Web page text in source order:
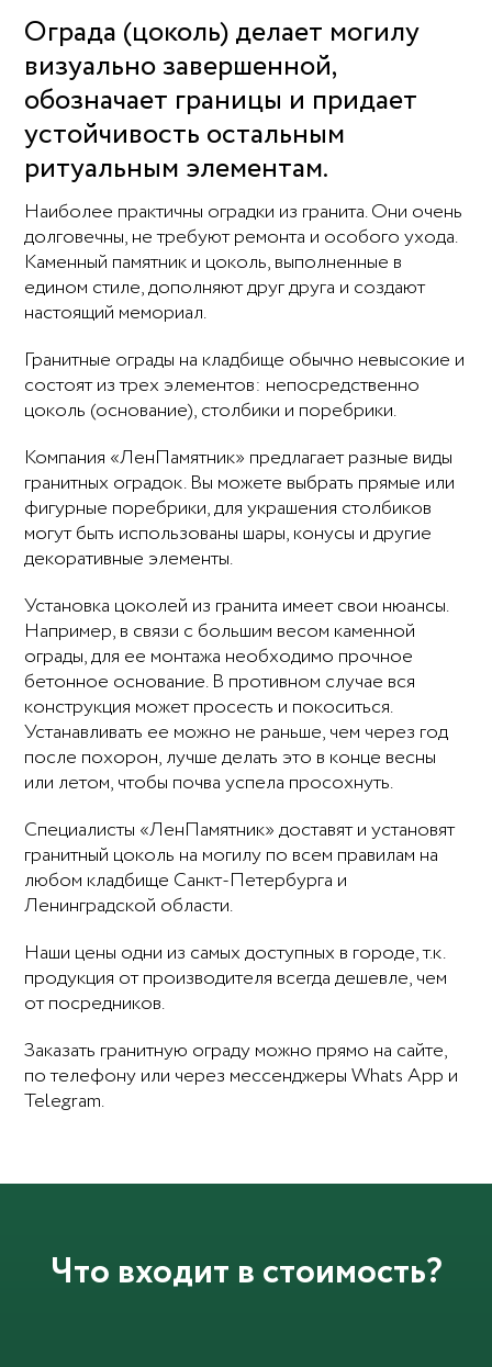
Ограда (цоколь) делает могилу
визуально завершенной,
обозначает границы и придает
устойчивость остальным
ритуальным элементам.
Наиболее практичны оградки из гранита. Они очень
долговечны, не требуют ремонта и особого ухода.
Каменный памятник и цоколь, выполненные в
едином стиле, дополняют друг друга и создают
настоящий мемориал.
Гранитные ограды на кладбище обычно невысокие и
состоят из трех элементов: непосредственно
цоколь (основание), столбики и поребрики.
Компания «ЛенПамятник» предлагает разные виды
гранитных оградок. Вы можете выбрать прямые или
фигурные поребрики, для украшения столбиков
могут быть использованы шары, конусы и другие
декоративные элементы.
Установка цоколей из гранита имеет свои нюансы.
Например, в связи с большим весом каменной
ограды, для ее монтажа необходимо прочное
бетонное основание. В противном случае вся
конструкция может просесть и покоситься.
Устанавливать ее можно не раньше, чем через год
после похорон, лучше делать это в конце весны
или летом, чтобы почва успела просохнуть.
Специалисты «ЛенПамятник» доставят и установят
гранитный цоколь на могилу по всем правилам на
любом кладбище Санкт-Петербурга и
Ленинградской области.
Наши цены одни из самых доступных в городе, т.к.
продукция от производителя всегда дешевле, чем
от посредников.
Заказать гранитную ограду можно прямо на сайте,
по телефону или через мессенджеры Whats App и
Telegram.
Что входит в стоимость?